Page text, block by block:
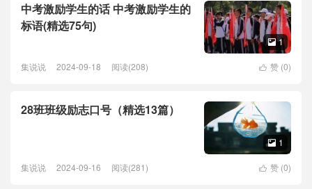
中考激励学生的话 中考激励学生的
标语(精选75句)
 1
 赞 (0)
集说说 2024-09-18 阅读(208)
28班班级励志口号（精选13篇）
 1
 赞 (0)
集说说 2024-09-16 阅读(281)